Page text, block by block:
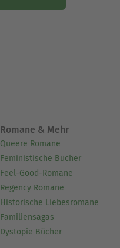
Romane & Mehr
Queere Romane
Feministische Bücher
Feel-Good-Romane
Regency Romane
Historische Liebesromane
Familiensagas
Dystopie Bücher